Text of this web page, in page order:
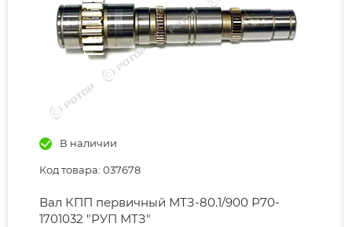
В наличии
Код товара: 037678
Вал КПП первичный МТЗ-80.1/900 Р70-
1701032 "РУП МТЗ"